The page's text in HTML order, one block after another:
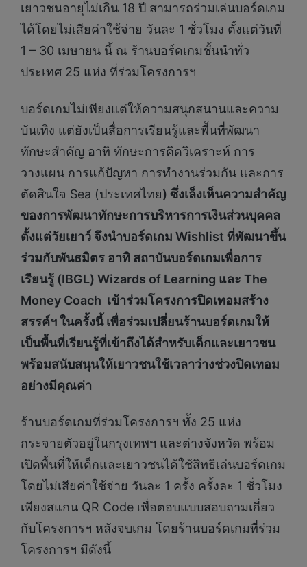
เยาวชนอายุไม่เกิน 18 ปี สามารถร่วมเล่นบอร์ดเกม
ได้โดยไม่เสียค่าใช้จ่าย วันละ 1 ชั่วโมง ตั้งแต่วันที่
1 – 30 เมษายน นี้ ณ ร้านบอร์ดเกมชั้นนำทั่ว
ประเทศ 25 แห่ง ที่ร่วมโครงการฯ
บอร์ดเกมไม่เพียงแต่ให้ความสนุกสนานและความ
บันเทิง แต่ยังเป็นสื่อการเรียนรู้และพื้นที่พัฒนา
ทักษะสำคัญ อาทิ ทักษะการคิดวิเคราะห์ การ
วางแผน การแก้ปัญหา การทำงานร่วมกัน และการ
ตัดสินใจ Sea (ประเทศไทย) ซึ่งเล็งเห็นความสำคัญ
ของการพัฒนาทักษะการบริหารการเงินส่วนบุคคล
ตั้งแต่วัยเยาว์ จึงนำบอร์ดเกม Wishlist ที่พัฒนาขึ้น
ร่วมกับพันธมิตร อาทิ สถาบันบอร์ดเกมเพื่อการ
เรียนรู้ (IBGL) Wizards of Learning และ The
Money Coach เข้าร่วมโครงการปิดเทอมสร้าง
สรรค์ฯ ในครั้งนี้ เพื่อร่วมเปลี่ยนร้านบอร์ดเกมให้
เป็นพื้นที่เรียนรู้ที่เข้าถึงได้สำหรับเด็กและเยาวชน
พร้อมสนับสนุนให้เยาวชนใช้เวลาว่างช่วงปิดเทอม
อย่างมีคุณค่า
ร้านบอร์ดเกมที่ร่วมโครงการฯ ทั้ง 25 แห่ง
กระจายตัวอยู่ในกรุงเทพฯ และต่างจังหวัด พร้อม
เปิดพื้นที่ให้เด็กและเยาวชนได้ใช้สิทธิเล่นบอร์ดเกม
โดยไม่เสียค่าใช้จ่าย วันละ 1 ครั้ง ครั้งละ 1 ชั่วโมง
เพียงสแกน QR Code เพื่อตอบแบบสอบถามเกี่ยว
กับโครงการฯ หลังจบเกม โดยร้านบอร์ดเกมที่ร่วม
โครงการฯ มีดังนี้